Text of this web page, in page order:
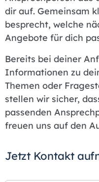
dir auf. Gemeinsam
besprecht, welche
Angebote für dich
Bereits bei deiner
Informationen zu
Themen oder
stellen wir sicher,
passenden
freuen uns auf den
Jetzt Kontakt